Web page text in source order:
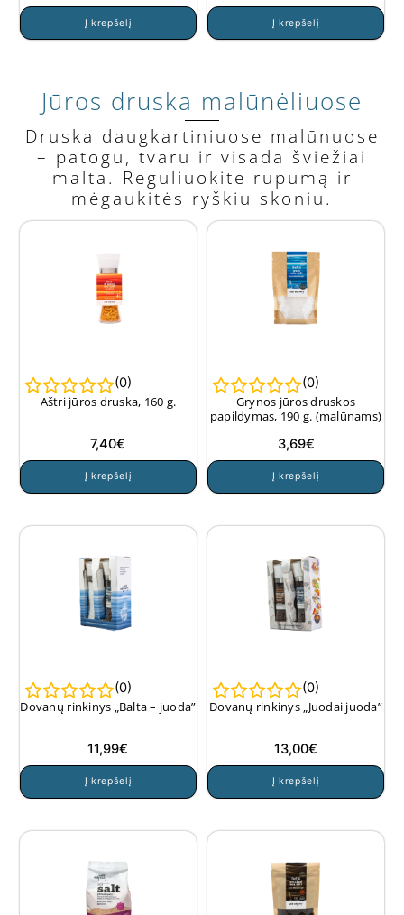
Į krepšelį Į krepšelį
Jūros druska malūnėliuose
Druska daugkartiniuose malūnuose
– patogu, tvaru ir visada šviežiai
malta. Reguliuokite rupumą ir
mėgaukitės ryškiu skoniu.
(0)
Aštri jūros druska, 160 g.
7,40€
Į krepšelį
(0)
Grynos jūros druskos
papildymas, 190 g. (malūnams)
3,69€
Į krepšelį
(0)
Dovanų rinkinys „Balta – juoda”
11,99€
Į krepšelį
(0)
Dovanų rinkinys „Juodai juoda”
13,00€
Į krepšelį